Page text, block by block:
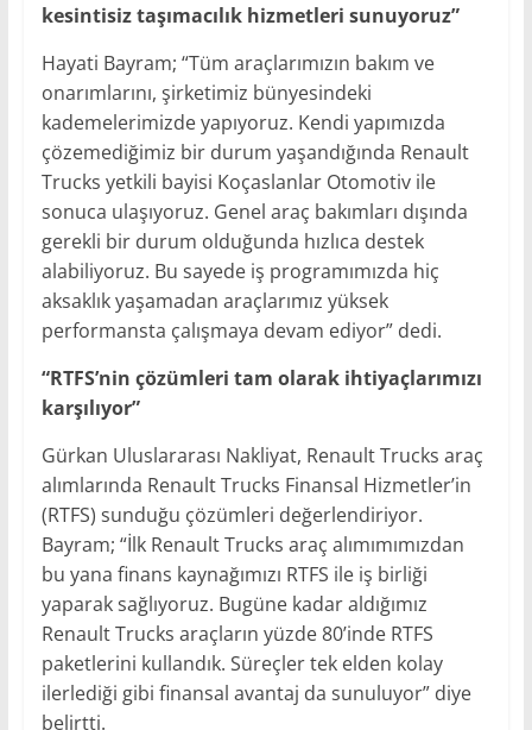
kesintisiz taşımacılık hizmetleri sunuyoruz”
Hayati Bayram; “Tüm araçlarımızın bakım ve
onarımlarını, şirketimiz bünyesindeki
kademelerimizde yapıyoruz. Kendi yapımızda
çözemediğimiz bir durum yaşandığında Renault
Trucks yetkili bayisi Koçaslanlar Otomotiv ile
sonuca ulaşıyoruz. Genel araç bakımları dışında
gerekli bir durum olduğunda hızlıca destek
alabiliyoruz. Bu sayede iş programımızda hiç
aksaklık yaşamadan araçlarımız yüksek
performansta çalışmaya devam ediyor” dedi.
“RTFS’nin çözümleri tam olarak ihtiyaçlarımızı
karşılıyor”
Gürkan Uluslararası Nakliyat, Renault Trucks araç
alımlarında Renault Trucks Finansal Hizmetler’in
(RTFS) sunduğu çözümleri değerlendiriyor.
Bayram; “İlk Renault Trucks araç alımımımızdan
bu yana finans kaynağımızı RTFS ile iş birliği
yaparak sağlıyoruz. Bugüne kadar aldığımız
Renault Trucks araçların yüzde 80’inde RTFS
paketlerini kullandık. Süreçler tek elden kolay
ilerlediği gibi finansal avantaj da sunuluyor” diye
belirtti.